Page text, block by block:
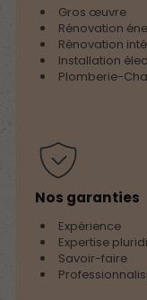
Gros œuvre
Rénovation
Rénovation
Installation
Plomberie-
Nos garanties
Expérience
Expertise
Savoir-faire